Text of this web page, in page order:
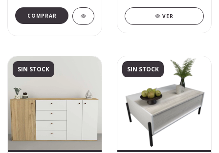
VER
SIN STOCK SIN STOCK